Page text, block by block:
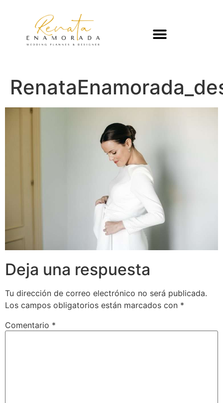
Deja una respuesta
Tu dirección de correo electrónico no será publicada.
Los campos obligatorios están marcados con *
Comentario *